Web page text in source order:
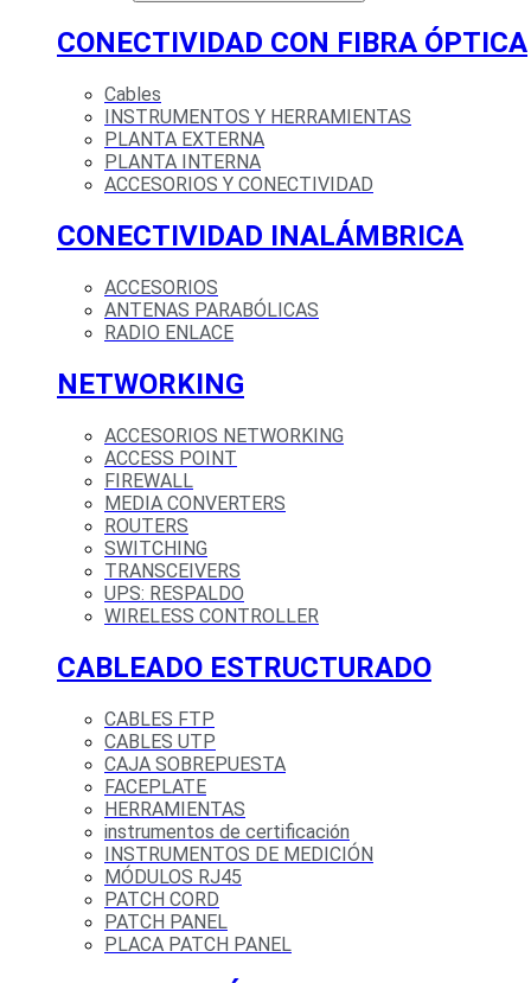
CONECTIVIDAD CON FIBRA ÓPTICA
Cables
INSTRUMENTOS Y HERRAMIENTAS
PLANTA EXTERNA
PLANTA INTERNA
ACCESORIOS Y CONECTIVIDAD
CONECTIVIDAD INALÁMBRICA
ACCESORIOS
ANTENAS PARABÓLICAS
RADIO ENLACE
NETWORKING
ACCESORIOS NETWORKING
ACCESS POINT
FIREWALL
MEDIA CONVERTERS
ROUTERS
SWITCHING
TRANSCEIVERS
UPS: RESPALDO
WIRELESS CONTROLLER
CABLEADO ESTRUCTURADO
CABLES FTP
CABLES UTP
CAJA SOBREPUESTA
FACEPLATE
HERRAMIENTAS
instrumentos de certificación
INSTRUMENTOS DE MEDICIÓN
MÓDULOS RJ45
PATCH CORD
PATCH PANEL
PLACA PATCH PANEL